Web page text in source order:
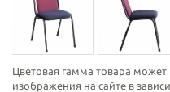
Цветовая гамма товара может
изображения на сайте в